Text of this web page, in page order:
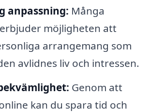
anpassning: Många
möjligheten att
arrangemang som
avlidnes liv och intressen.
Genom att
kan du spara tid och